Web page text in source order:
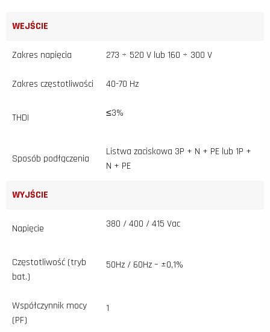
WEJŚCIE
Zakres napięcia 273 ÷ 520 V lub 160 ÷ 300 V
Zakres częstotliwości 40-70 Hz
THDI ≤3%
Sposób podłączenia
Listwa zaciskowa 3P + N + PE lub 1P +
N + PE
WYJŚCIE
Napięcie 380 / 400 / 415 Vac
Częstotliwość (tryb
bat.)
50Hz / 60Hz – ±0,1%
Współczynnik mocy
(PF)
1